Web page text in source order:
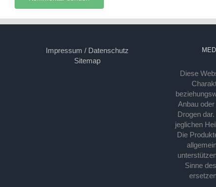
Impressum / Datenschutz
Sitemap
Diese
Anbau
Drogen
jeglichen
Die
Sinne